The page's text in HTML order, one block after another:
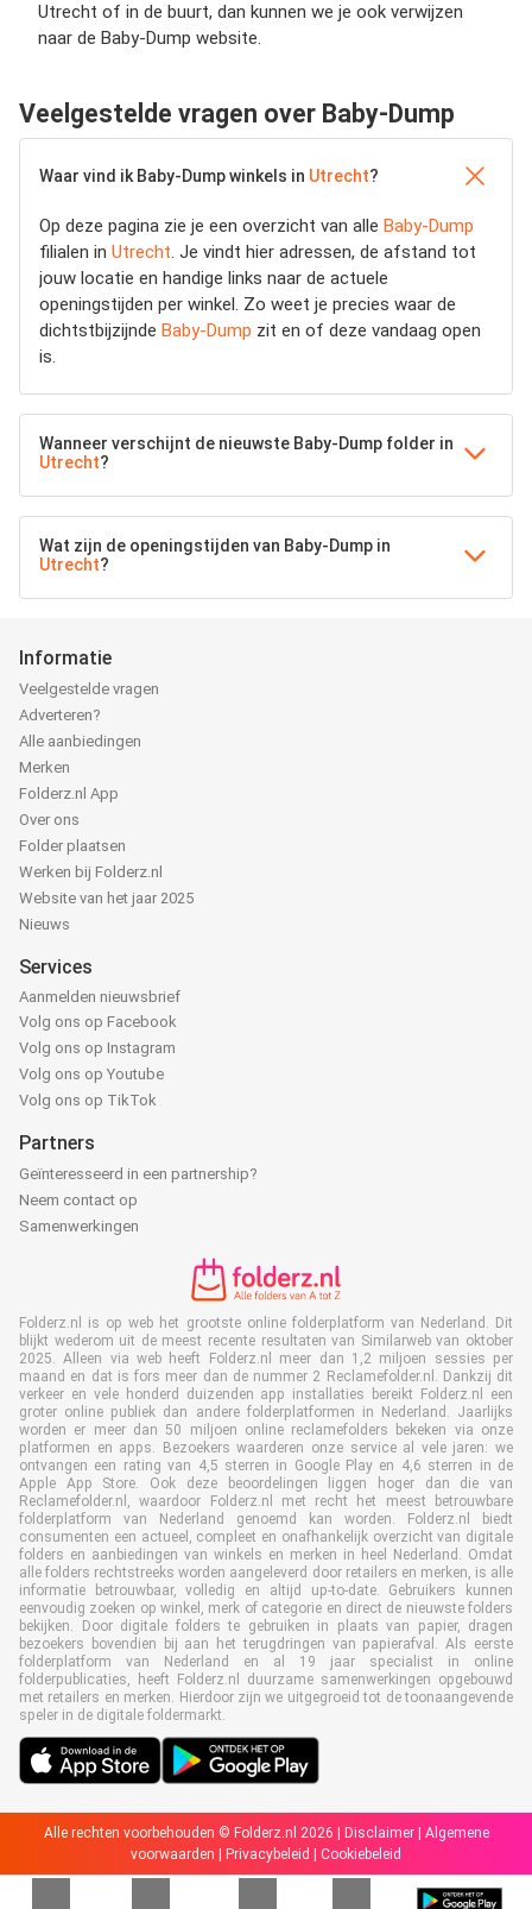
Utrecht of in de buurt, dan kunnen we je ook verwijzen
naar de Baby-Dump website.
Veelgestelde vragen over Baby-Dump
Waar vind ik Baby-Dump winkels in Utrecht?
Op deze pagina zie je een overzicht van alle Baby-Dump
filialen in Utrecht. Je vindt hier adressen, de afstand tot
jouw locatie en handige links naar de actuele
openingstijden per winkel. Zo weet je precies waar de
dichtstbijzijnde Baby-Dump zit en of deze vandaag open
is.
Wanneer verschijnt de nieuwste Baby-Dump folder in
Utrecht?
Wat zijn de openingstijden van Baby-Dump in
Utrecht?
Informatie
Veelgestelde vragen
Adverteren?
Alle aanbiedingen
Merken
Folderz.nl App
Over ons
Folder plaatsen
Werken bij Folderz.nl
Website van het jaar 2025
Nieuws
Services
Aanmelden nieuwsbrief
Volg ons op Facebook
Volg ons op Instagram
Volg ons op Youtube
Volg ons op TikTok
Partners
Geïnteresseerd in een partnership?
Neem contact op
Samenwerkingen
Folderz.nl is op web het grootste online folderplatform van Nederland. Dit
blijkt wederom uit de meest recente resultaten van Similarweb van oktober
2025. Alleen via web heeft Folderz.nl meer dan 1,2 miljoen sessies per
maand en dat is fors meer dan de nummer 2 Reclamefolder.nl. Dankzij dit
verkeer en vele honderd duizenden app installaties bereikt Folderz.nl een
groter online publiek dan andere folderplatformen in Nederland. Jaarlijks
worden er meer dan 50 miljoen online reclamefolders bekeken via onze
platformen en apps. Bezoekers waarderen onze service al vele jaren: we
ontvangen een rating van 4,5 sterren in Google Play en 4,6 sterren in de
Apple App Store. Ook deze beoordelingen liggen hoger dan die van
Reclamefolder.nl, waardoor Folderz.nl met recht het meest betrouwbare
folderplatform van Nederland genoemd kan worden. Folderz.nl biedt
consumenten een actueel, compleet en onafhankelijk overzicht van digitale
folders en aanbiedingen van winkels en merken in heel Nederland. Omdat
alle folders rechtstreeks worden aangeleverd door retailers en merken, is alle
informatie betrouwbaar, volledig en altijd up-to-date. Gebruikers kunnen
eenvoudig zoeken op winkel, merk of categorie en direct de nieuwste folders
bekijken. Door digitale folders te gebruiken in plaats van papier, dragen
bezoekers bovendien bij aan het terugdringen van papierafval. Als eerste
folderplatform van Nederland en al 19 jaar specialist in online
folderpublicaties, heeft Folderz.nl duurzame samenwerkingen opgebouwd
met retailers en merken. Hierdoor zijn we uitgegroeid tot de toonaangevende
speler in de digitale foldermarkt.
Alle rechten voorbehouden © Folderz.nl 2026 | Disclaimer| Algemene
voorwaarden
Privacybeleid Cookiebeleid